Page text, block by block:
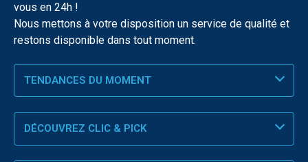
vous en 24h !
Nous mettons à votre disposition un service de qualité et
restons disponible dans tout moment.
TENDANCES DU MOMENT
DÉCOUVREZ CLIC & PICK